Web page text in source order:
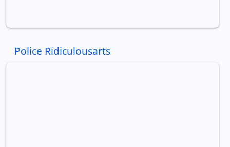
Police Ridiculousarts